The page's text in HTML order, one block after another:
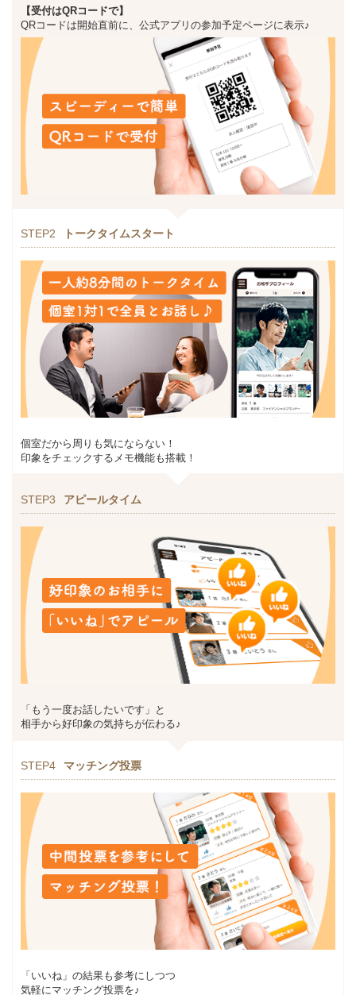
【受付はQRコードで】
QRコードは開始直前に、公式アプリの参加予定ページに表示♪
STEP2 トークタイムスタート
個室だから周りも気にならない！
印象をチェックするメモ機能も搭載！
STEP3 アピールタイム
「もう一度お話したいです」と
相手から好印象の気持ちが伝わる♪
STEP4 マッチング投票
「いいね」の結果も参考にしつつ
気軽にマッチング投票を♪